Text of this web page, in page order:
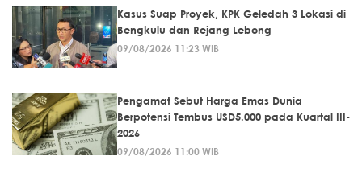
Kasus Suap Proyek, KPK Geledah 3 Lokasi di
Bengkulu dan Rejang Lebong
09/08/2026 11:23 WIB
Pengamat Sebut Harga Emas Dunia
Berpotensi Tembus USD5.000 pada Kuartal III-
2026
09/08/2026 11:00 WIB